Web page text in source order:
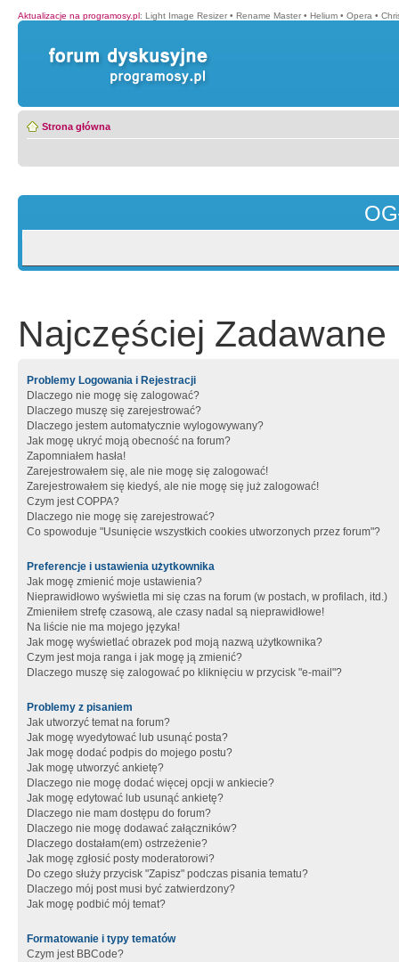
Aktualizacje na programosy.pl: Light Image Resizer • Rename Master • Helium • Opera •
Strona główna
Najczęściej Zadawane
Problemy Logowania i Rejestracji
Dlaczego nie mogę się zalogować?
Dlaczego muszę się zarejestrować?
Dlaczego jestem automatycznie wylogowywany?
Jak mogę ukryć moją obecność na forum?
Zapomniałem hasła!
Zarejestrowałem się, ale nie mogę się zalogować!
Zarejestrowałem się kiedyś, ale nie mogę się już zalogować!
Czym jest COPPA?
Dlaczego nie mogę się zarejestrować?
Co spowoduje "Usunięcie wszystkich cookies utworzonych przez forum"?
Preferencje i ustawienia użytkownika
Jak mogę zmienić moje ustawienia?
Nieprawidłowo wyświetla mi się czas na forum (w postach, w profilach, itd.)
Zmieniłem strefę czasową, ale czasy nadal są nieprawidłowe!
Na liście nie ma mojego języka!
Jak mogę wyświetlać obrazek pod moją nazwą użytkownika?
Czym jest moja ranga i jak mogę ją zmienić?
Dlaczego muszę się zalogować po kliknięciu w przycisk "e-mail"?
Problemy z pisaniem
Jak utworzyć temat na forum?
Jak mogę wyedytować lub usunąć posta?
Jak mogę dodać podpis do mojego postu?
Jak mogę utworzyć ankietę?
Dlaczego nie mogę dodać więcej opcji w ankiecie?
Jak mogę edytować lub usunąć ankietę?
Dlaczego nie mam dostępu do forum?
Dlaczego nie mogę dodawać załączników?
Dlaczego dostałam(em) ostrzeżenie?
Jak mogę zgłosić posty moderatorowi?
Do czego służy przycisk "Zapisz" podczas pisania tematu?
Dlaczego mój post musi być zatwierdzony?
Jak mogę podbić mój temat?
Formatowanie i typy tematów
Czym jest BBCode?